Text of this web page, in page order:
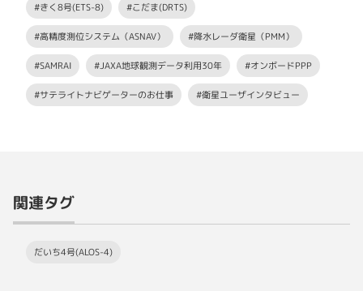
#きく8号(ETS-8) #こだま(DRTS)
#高精度測位システム（ASNAV） #降水レーダ衛星（PMM）
#SAMRAI #JAXA地球観測データ利用30年 #オンボードPPP
#サテライトナビゲーターのお仕事 #衛星ユーザインタビュー
関連タグ
だいち4号(ALOS-4)